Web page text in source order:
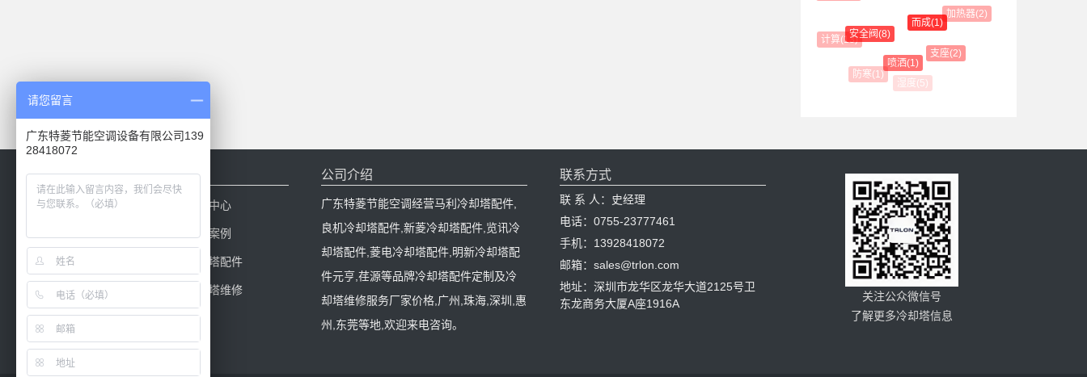
冷却效率(23)
湿度(5)
防寒(1)
计算(13)
加热器(2)
支座(2)
喷洒(1)
安全阀(8)
而成(1)
网站导航
网站首页 新闻中心
工程案例
冷却塔配件
冷却塔填料 冷却塔维修
公司介绍
广东特菱节能空调经营马利冷却塔配件,
良机冷却塔配件,新菱冷却塔配件,览讯冷
却塔配件,菱电冷却塔配件,明新冷却塔配
件元亨,荏源等品牌冷却塔配件定制及冷
却塔维修服务厂家价格,广州,珠海,深圳,惠
州,东莞等地,欢迎来电咨询。
联系方式
联 系 人：史经理
电话：0755-23777461
手机：13928418072
邮箱：sales@trlon.com
地址：深圳市龙华区龙华大道2125号卫
东龙商务大厦A座1916A
关注公众微信号
了解更多冷却塔信息
请您留言
广东特菱节能空调设备有限公司139
28418072